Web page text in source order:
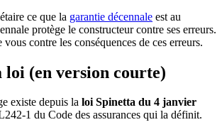
ce que la garantie décennale est au
protège le constructeur contre ses erreurs.
contre les conséquences de ces erreurs.
loi (en version courte)
existe depuis la loi Spinetta du 4 janvier
1 du Code des assurances qui la définit.